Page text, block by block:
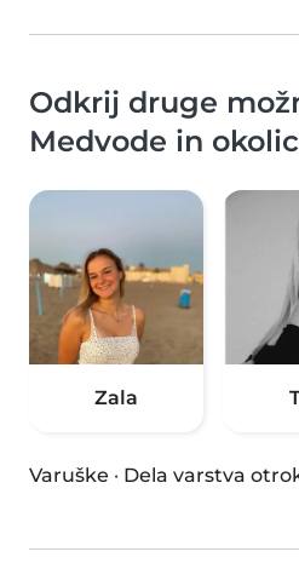
Odkrij druge
Medvode in
Zala
Varuške · Dela varstva